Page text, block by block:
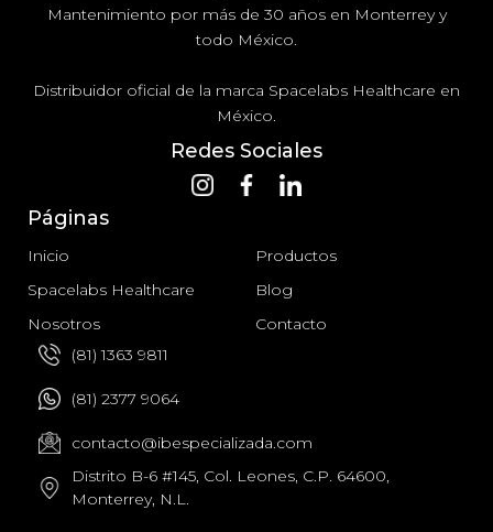
Mantenimiento por más de 30 años en Monterrey y
todo México.
Distribuidor oficial de la marca Spacelabs Healthcare en
México.
Redes Sociales
Páginas
Inicio
Productos
Spacelabs Healthcare
Blog
Nosotros
Contacto
(81) 1363 9811
(81) 2377 9064
contacto@ibespecializada.com
Distrito B-6 #145, Col. Leones, C.P. 64600,
Monterrey, N.L.